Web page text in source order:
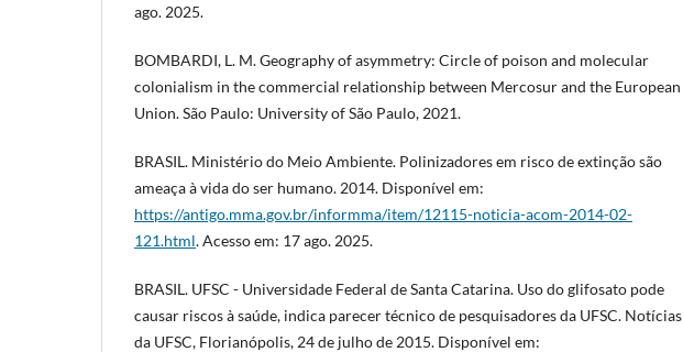
ago. 2025.
BOMBARDI, L. M. Geography of asymmetry: Circle of poison and molecular
colonialism in the commercial relationship between Mercosur and the European
Union. São Paulo: University of São Paulo, 2021.
BRASIL. Ministério do Meio Ambiente. Polinizadores em risco de extinção são
ameaça à vida do ser humano. 2014. Disponível em:
https://antigo.mma.gov.br/informma/item/12115-noticia-acom-2014-02-
121.html. Acesso em: 17 ago. 2025.
BRASIL. UFSC - Universidade Federal de Santa Catarina. Uso do glifosato pode
causar riscos à saúde, indica parecer técnico de pesquisadores da UFSC. Notícias
da UFSC, Florianópolis, 24 de julho de 2015. Disponível em: